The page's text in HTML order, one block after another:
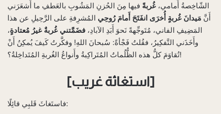
الشّاخِصةُ أَمامي، غُربةً فيها مِنَ الحُزنِ المَشُوبِ بالعَطفِ ما أَشعَرَني
أَنَّ مَيدانَ غُربةٍ أُخرَى انفَتَحَ أَمامَ رُوحِي المُشرِفةِ على الرَّحِيلِ عن هذا
المَضِيفِ الفاني، مُتَوجِّهةً نَحوَ أَبَدِ الآبادِ، فضَمَّتني غُربةٌ غيرُ مُعتادةٍ،
وأَخَذَني التَّفكِيرُ، فقُلتُ فَجْأةً: سُبحانَ اللهِ! وفكَّرتُ كَيفَ يُمكِنُ أَنْ
تُقاوَمَ كلُّ هذه الظُّلُماتُ المُتَراكِبةُ وأَنواعُ الغُربةِ المُتَداخِلةُ؟!
[استغاثة غريب]
فاستَغاثَ قَلبِي قائِلًا: